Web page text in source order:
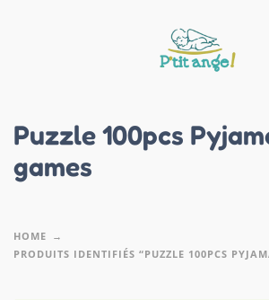
Puzzle 100pcs
games
HOME
PRODUITS IDENTIFIÉS “PUZZLE 100PCS